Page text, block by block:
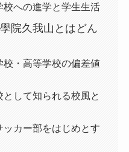
校への進学と学生生活
院久我山とはどん
校・高等学校の偏差値
して知られる校風と
ッカー部をはじめとす